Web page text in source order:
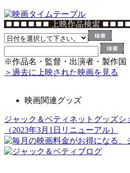
※作品名・監督・出演者・製作国
＞過去に上映された映画を見る
映画関連グッズ
ジャック＆ベティネットグッズシ
（2023年3月1日リニューアル）